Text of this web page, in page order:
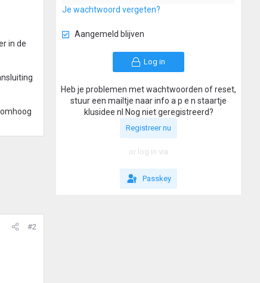
in de
#2
Je wachtwoord vergeten?
Aangemeld blijven
Log in
Heb je problemen met wachtwoorden of reset,
stuur een mailtje naar info a p e n staartje
klusidee nl Nog niet geregistreerd?
Registreer nu
or log in via
Passkey